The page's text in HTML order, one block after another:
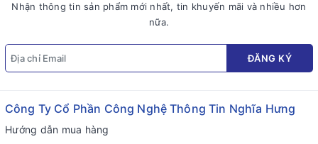
Nhận thông tin sản phẩm mới nhất, tin khuyến mãi và nhiều hơn
nữa.
ĐĂNG KÝ
Công Ty Cổ Phần Công Nghệ Thông Tin Nghĩa Hưng
Hướng dẫn mua hàng